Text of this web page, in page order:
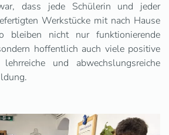
dass jede Schülerin und jeder
Werkstücke mit nach Hause
bleiben nicht nur funktionierende
hoffentlich auch viele positive
und abwechslungsreiche